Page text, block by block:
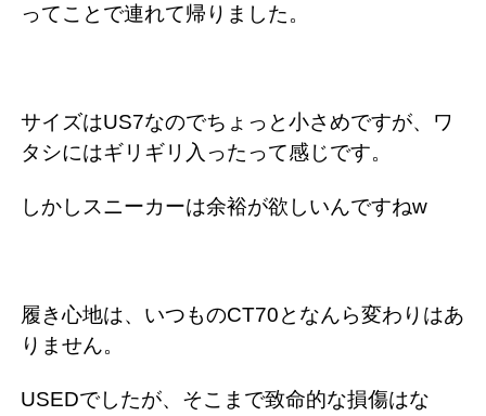
ってことで連れて帰りました。
サイズはUS7なのでちょっと小さめですが、ワ
タシにはギリギリ入ったって感じです。
しかしスニーカーは余裕が欲しいんですねw
履き心地は、いつものCT70となんら変わりはあ
りません。
USEDでしたが、そこまで致命的な損傷はな